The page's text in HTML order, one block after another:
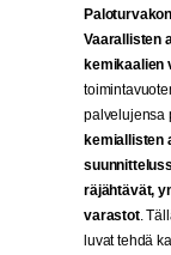
Vaarallisten
kemikaalien
palvelujensa
kemiallisten
räjähtävät,
varastot.
luvat tehdä